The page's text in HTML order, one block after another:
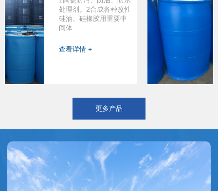
处理剂。2合成各种改性
硅油、硅橡胶用重要中
间体
查看详情 +
更多产品